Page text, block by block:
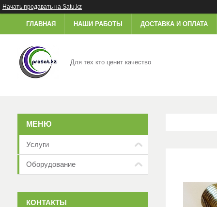
Начать продавать на Satu.kz
ГЛАВНАЯ НАШИ РАБОТЫ ДОСТАВКА И ОПЛАТА
Для тех кто ценит качество
Услуги
Оборудование
КОНТАКТЫ